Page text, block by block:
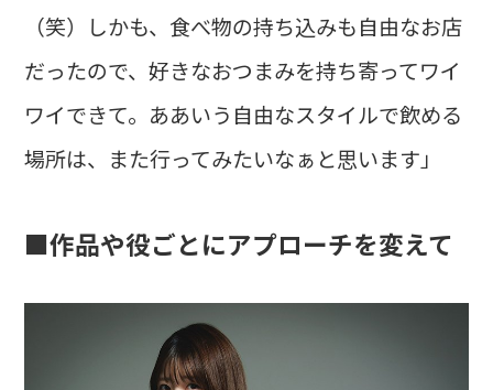
（笑）しかも、食べ物の持ち込みも自由なお店
だったので、好きなおつまみを持ち寄ってワイ
ワイできて。ああいう自由なスタイルで飲める
場所は、また行ってみたいなぁと思います」
■作品や役ごとにアプローチを変えて